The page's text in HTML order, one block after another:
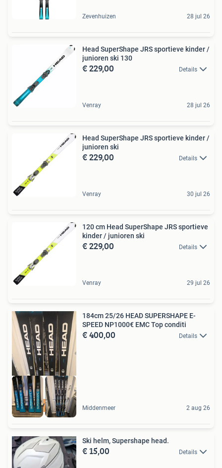
Zevenhuizen 28 jul 26
Head SuperShape JRS sportieve kinder /
junioren ski 130
€ 229,00 Details
Venray 28 jul 26
Head SuperShape JRS sportieve kinder /
junioren ski
€ 229,00 Details
Venray 30 jul 26
120 cm Head SuperShape JRS sportieve
kinder / junioren ski
€ 229,00 Details
Venray 29 jul 26
5 STER VERKOPER
184cm 25/26 HEAD SUPERSHAPE E-
SPEED NP1000€ EMC Top conditi
€ 400,00 Details
Middenmeer 2 aug 26
Ski helm, Supershape head.
€ 15,00 Details